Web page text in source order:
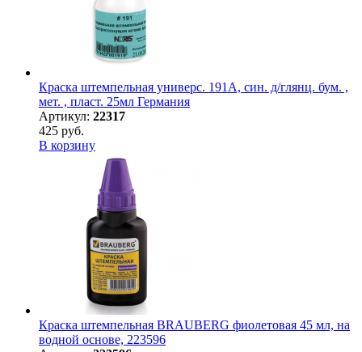
Краска штемпельная универс. 191А, син. д/глянц. бум. ,
мет. , пласт. 25мл Германия
Артикул: 22317
425 руб.
В корзину
Краска штемпельная BRAUBERG фиолетовая 45 мл, на
водной основе, 223596